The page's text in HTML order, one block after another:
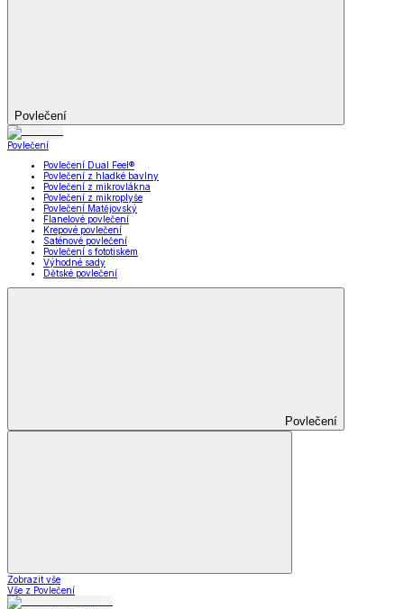
Povlečení
Povlečení
Povlečení Dual Feel®
Povlečení z hladké bavlny
Povlečení z mikrovlákna
Povlečení z mikroplyše
Povlečení Matějovský
Flanelové povlečení
Krepové povlečení
Saténové povlečení
Povlečení s fototiskem
Výhodné sady
Dětské povlečení
Povlečení
Zobrazit vše
Vše z Povlečení